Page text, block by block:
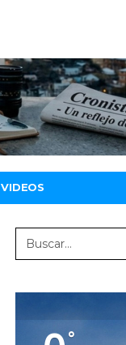
VIDEOS
°